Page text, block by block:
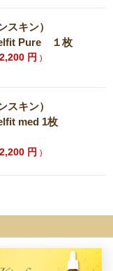
スキン）
Pure １枚
2,200 円)
スキン）
med 1枚
2,200 円)